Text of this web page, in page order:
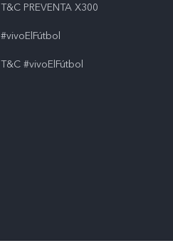
T&C PREVENTA X300
#vivoElFútbol
T&C #vivoElFútbol